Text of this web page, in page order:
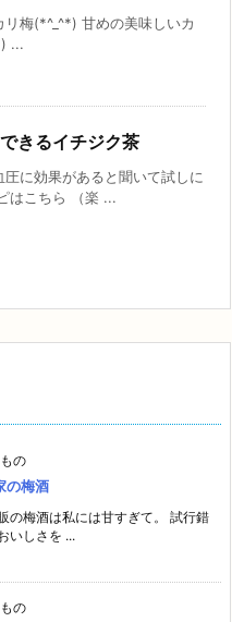
リ梅(*^_^*) 甘めの美味しいカ
...
きるイチジク茶
圧に効果があると聞いて試しに
はこちら （楽 ...
の
の梅酒
の梅酒は私には甘すぎて。 試行錯
いしさを ...
の